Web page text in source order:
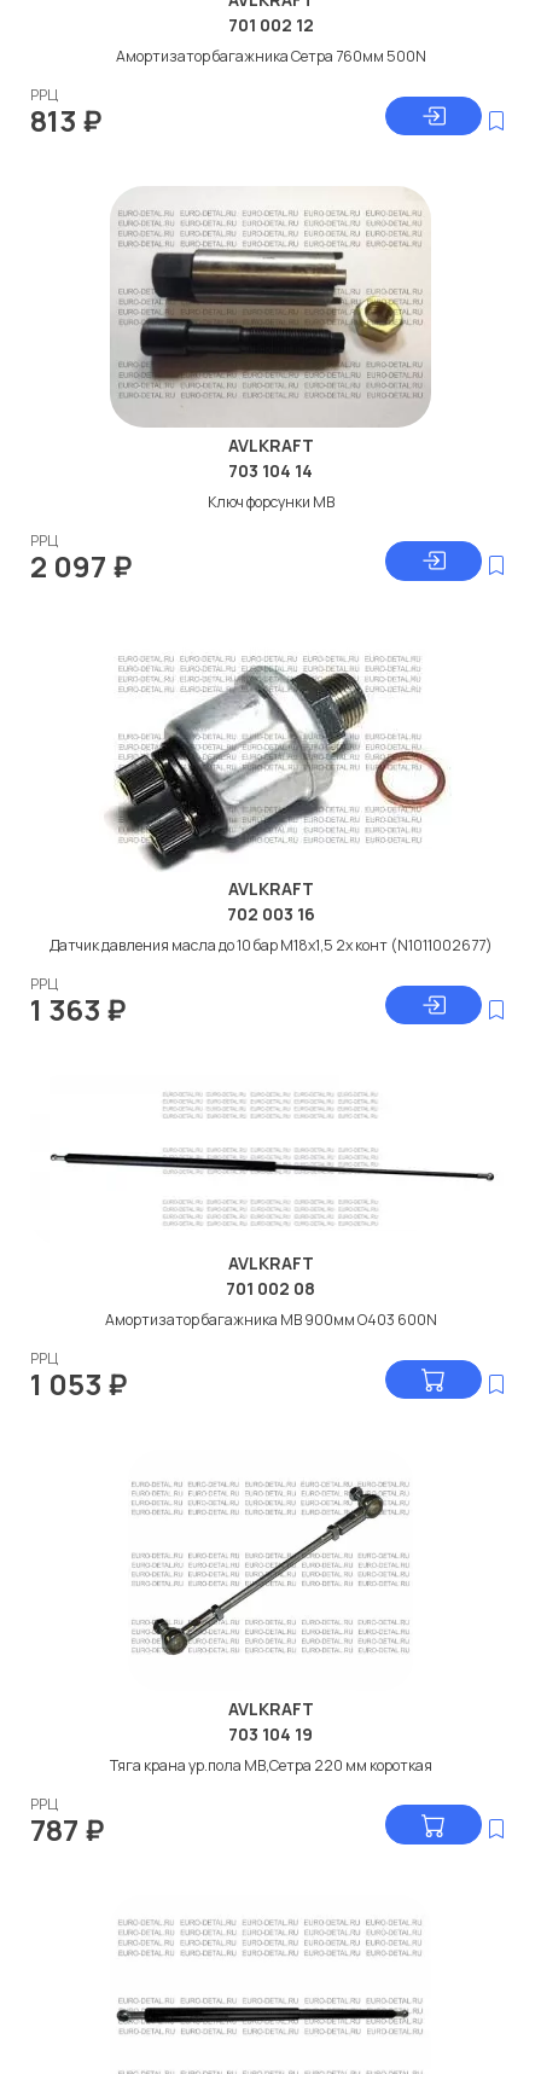
701 002 12
Амортизатор багажника Сетра 760мм 500N
РРЦ
813 ₽
AVLKRAFT
703 104 14
Ключ форсунки МВ
РРЦ
2 097 ₽
AVLKRAFT
702 003 16
Датчик давления масла до 10 бар M18x1,5 2х конт (N1011002677)
РРЦ
1 363 ₽
AVLKRAFT
701 002 08
Амортизатор багажника МВ 900мм О403 600N
РРЦ
1 053 ₽
AVLKRAFT
703 104 19
Тяга крана ур.пола МВ,Сетра 220 мм короткая
РРЦ
787 ₽